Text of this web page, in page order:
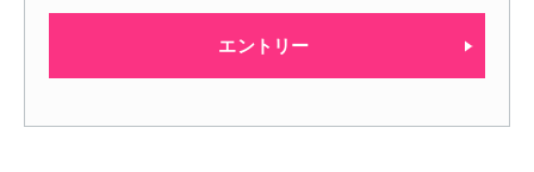
エントリー